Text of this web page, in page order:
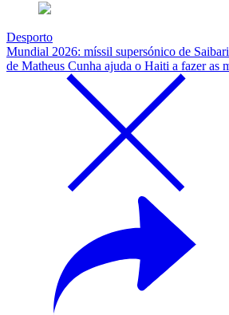
Desporto
Mundial 2026: míssil supersónico de
de Matheus Cunha ajuda o Haiti a fazer as